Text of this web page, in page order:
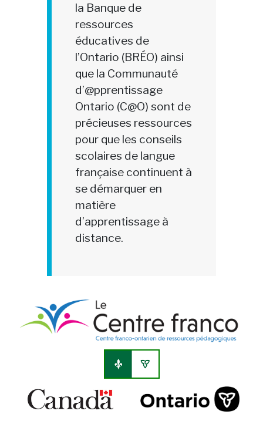
la Banque de
ressources
éducatives de
l’Ontario (BRÉO) ainsi
que la Communauté
d’@pprentissage
Ontario (C@O) sont de
précieuses ressources
pour que les conseils
scolaires de langue
française continuent à
se démarquer en
matière
d’apprentissage à
distance.